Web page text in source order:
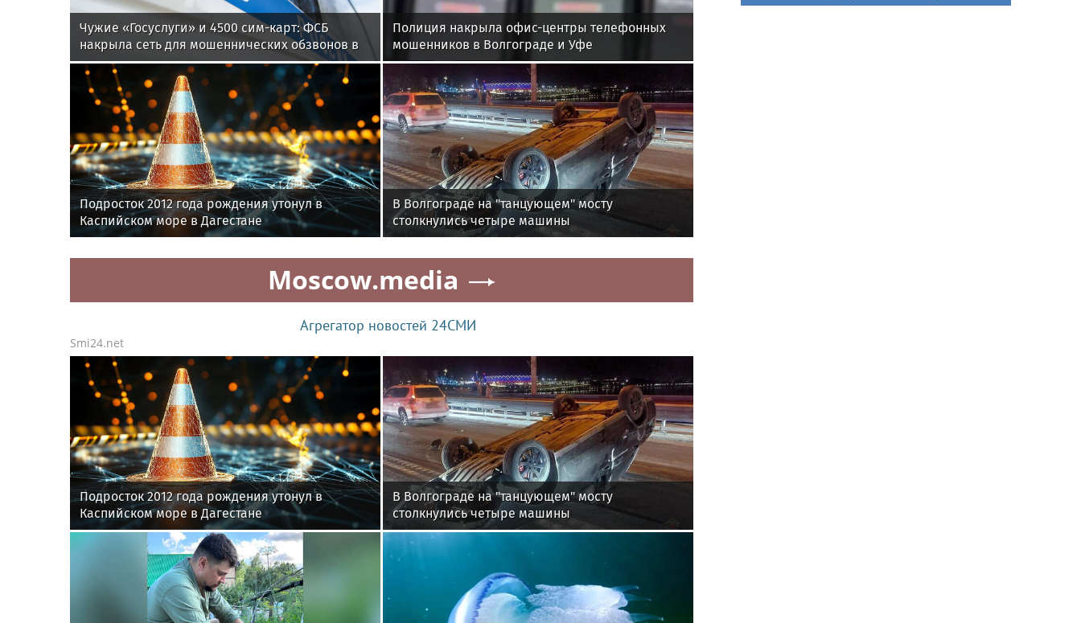
Чужие «Госуслуги» и 4500 сим-карт: ФСБ
накрыла сеть для мошеннических обзвонов в
двух городах
Полиция накрыла офис-центры телефонных
мошенников в Волгограде и Уфе
Подросток 2012 года рождения утонул в
Каспийском море в Дагестане
В Волгограде на "танцующем" мосту
столкнулись четыре машины
Moscow.media
Агрегатор новостей 24СМИ
Smi24.net
Подросток 2012 года рождения утонул в
Каспийском море в Дагестане
В Волгограде на "танцующем" мосту
столкнулись четыре машины